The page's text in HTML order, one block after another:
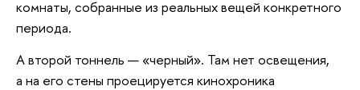
комнаты, собранные из реальных вещей конкретного
периода.
А второй тоннель — «черный». Там нет освещения,
а на его стены проецируется кинохроника